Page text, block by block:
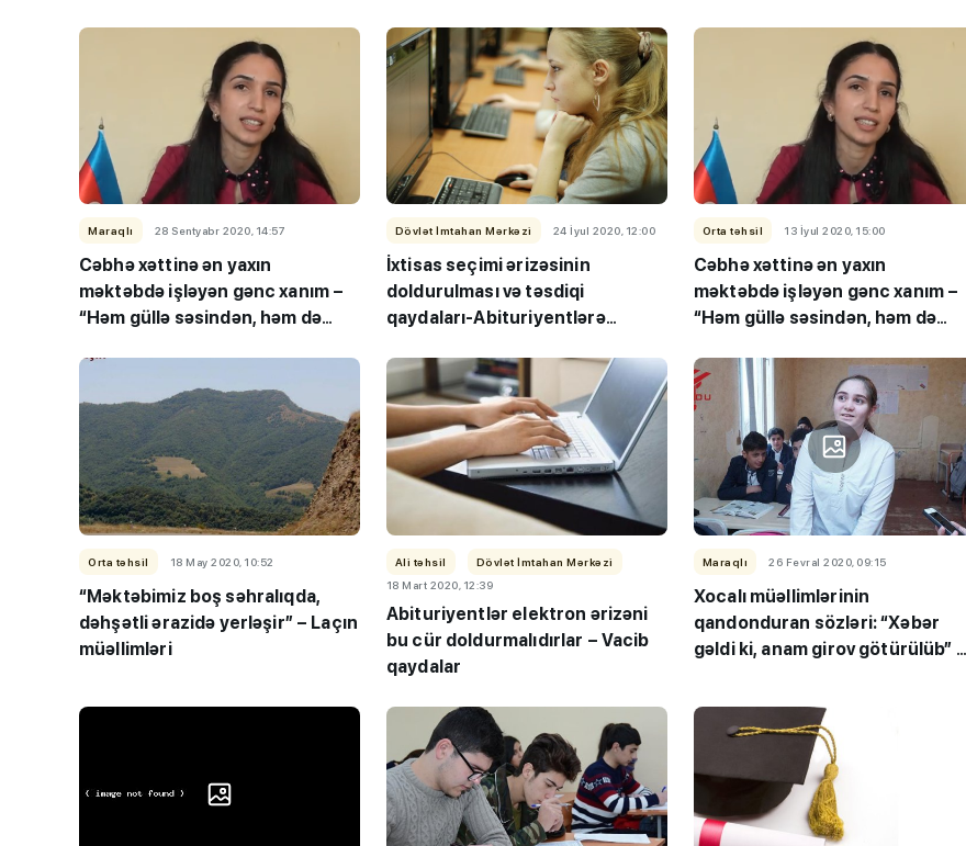
Maraqlı 28 Sentyabr 2020, 14:57
Cəbhə xəttinə ən yaxın
məktəbdə işləyən gənc xanım –
“Həm güllə səsindən, həm də
ki?!”
Dövlət İmtahan Mərkəzi 24 İyul 2020, 12:00
İxtisas seçimi ərizəsinin
doldurulması və təsdiqi
qaydaları-Abituriyentlərə
Orta təhsil 13 İyul 2020, 15:00
Cəbhə xəttinə ən yaxın
məktəbdə işləyən gənc xanım –
“Həm güllə səsindən, həm də
ki?!”
Orta təhsil 18 May 2020, 10:52
“Məktəbimiz boş səhralıqda,
dəhşətli ərazidə yerləşir” – Laçın
müəllimləri
Ali təhsil
Dövlət İmtahan Mərkəzi
18 Mart 2020, 12:39
Abituriyentlər elektron ərizəni
bu cür doldurmalıdırlar – Vacib
qaydalar
Maraqlı 26 Fevral 2020, 09:15
Xocalı müəllimlərinin
qandonduran sözləri: “Xəbər
gəldi ki, anam girov götürülüb” -